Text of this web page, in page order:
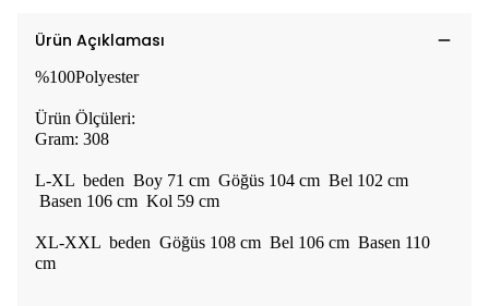
Ürün Açıklaması
%100Polyester
Ürün Ölçüleri:
Gram: 308
L-XL beden Boy 71 cm Göğüs 104 cm Bel 102 cm
Basen 106 cm Kol 59 cm
XL-XXL beden Göğüs 108 cm Bel 106 cm Basen 110
cm